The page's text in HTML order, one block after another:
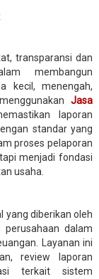
transparansi dan
membangun
kecil, menengah,
Jasa
laporan
standar yang
proses pelaporan
menjadi fondasi
usaha.
yang diberikan oleh
dalam
Layanan ini
review laporan
terkait sistem